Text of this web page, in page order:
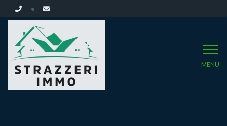
MENU